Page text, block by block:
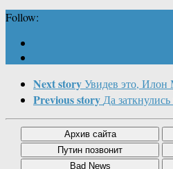
Follow:
Next storyУвидев это, Илон
Previous storyДа